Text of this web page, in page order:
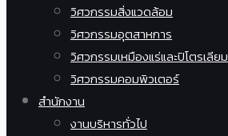
วิศวกรรมสิ่งแวดล้อม
วิศวกรรมอุตสาหการ
วิศวกรรมเหมืองแร่และปิโตรเลียม
วิศวกรรมคอมพิวเตอร์
สำนักงาน
งานบริหารทั่วไป